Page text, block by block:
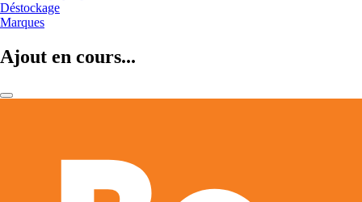
Déstockage
Marques
Ajout en cours...